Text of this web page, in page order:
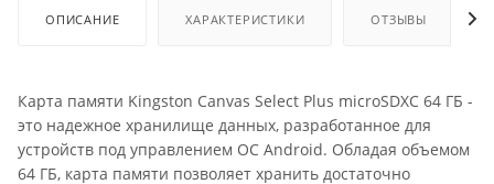
ОПИСАНИЕ ХАРАКТЕРИСТИКИ ОТЗЫВЫ
Карта памяти Kingston Canvas Select Plus microSDXC 64 ГБ -
это надежное хранилище данных, разработанное для
устройств под управлением ОС Android. Обладая объемом
64 ГБ, карта памяти позволяет хранить достаточно